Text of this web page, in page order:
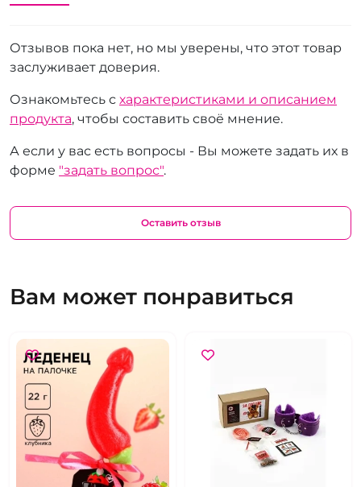
Отзывов пока нет, но мы уверены, что этот товар
заслуживает доверия.
Ознакомьтесь с характеристиками и описанием
продукта, чтобы составить своё мнение.
А если у вас есть вопросы - Вы можете задать их в
форме "задать вопрос".
Оставить отзыв
Вам может понравиться